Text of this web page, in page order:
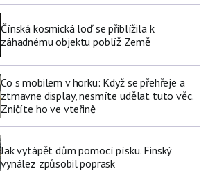
Čínská kosmická loď se přiblížila k
záhadnému objektu poblíž Země
Co s mobilem v horku: Když se přehřeje a
ztmavne display, nesmíte udělat tuto věc.
Zničíte ho ve vteřině
Jak vytápět dům pomocí písku. Finský
vynález způsobil poprask